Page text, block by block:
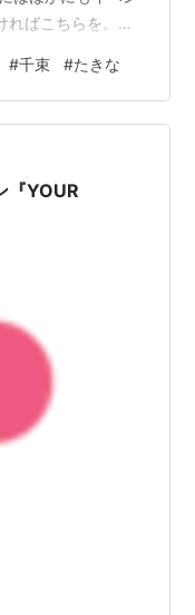
ばこちらを。
が誕生、7/2受注
リートファッショ
meets リコリ
モデルのスニーカ
#千束 #たきな
『YOUR